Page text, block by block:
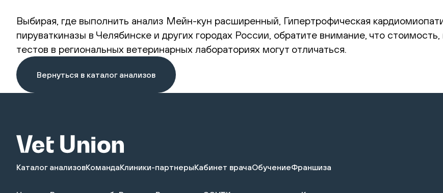
Выбирая, где выполнить анализ Мейн-кун расширенный, Гипертрофическая
пируваткиназы в Челябинске и других городах России, обратите внимание, что
тестов в региональных ветеринарных лабораториях могут отличаться.
Вернуться в каталог анализов
Каталог анализовКомандаКлиники-партнерыКабинет врачаОбучениеФраншиза